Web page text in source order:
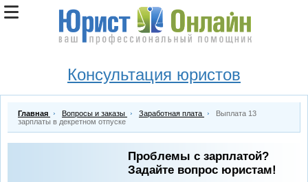
Консультация юристов
Главная Вопросы и заказы Заработная плата
Выплата 13
зарплаты в декретном отпуске
Проблемы с зарплатой?
Задайте вопрос юристам!